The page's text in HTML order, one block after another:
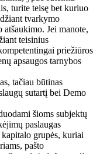
turite teisę bet kuriuo
tvarkymo
Jei manote,
teisinius
priežiūros
apsaugos tarnybos
tačiau būtinas
sutartį bei Demo
šioms subjektų
paslaugas
grupės, kuriai
pašto